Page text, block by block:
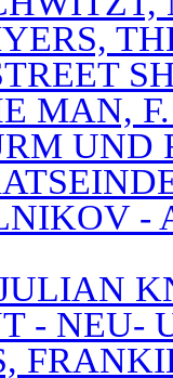
MAN,
UND
-
- NEU-